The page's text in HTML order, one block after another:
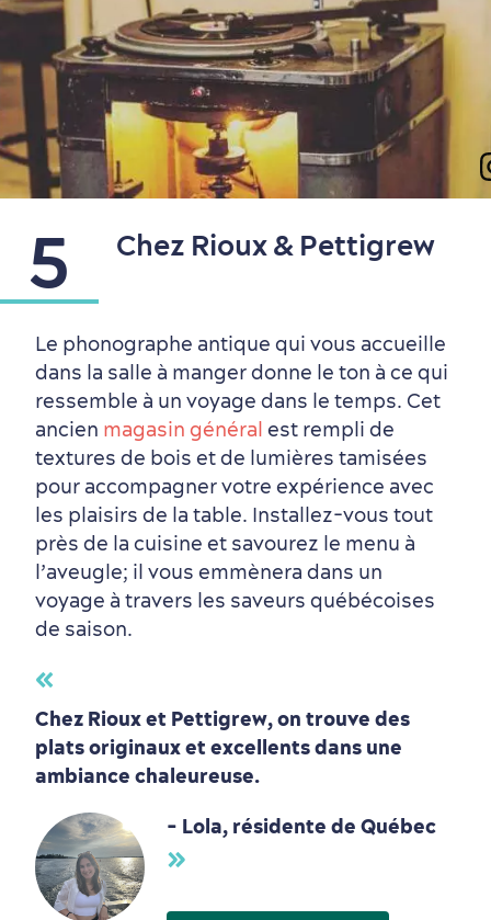
Nature à proximité
Magasinage
5 Chez Rioux & Pettigrew
Le phonographe antique qui vous accueille
dans la salle à manger donne le ton à ce qui
ressemble à un voyage dans le temps. Cet
ancien magasin général est rempli de
textures de bois et de lumières tamisées
pour accompagner votre expérience avec
les plaisirs de la table. Installez-vous tout
près de la cuisine et savourez le menu à
l’aveugle; il vous emmènera dans un
voyage à travers les saveurs québécoises
de saison.
Chez Rioux et Pettigrew, on trouve des
plats originaux et excellents dans une
ambiance chaleureuse.
- Lola, résidente de Québec